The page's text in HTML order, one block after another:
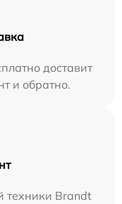
доставит
и обратно.
техники Brandt